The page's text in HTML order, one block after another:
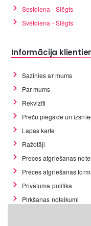
Sestdiena - Slēgts
Svētdiena - Slēgts
Informācija
Sazinies ar mums
Par mums
Rekvizīti
Preču piegāde un
Lapas karte
Ražotāji
Preces atgriešanas
Preces atgriešanas
Privātuma politika
Pirkšanas noteikumi